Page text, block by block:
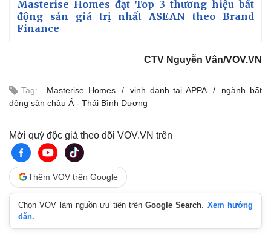
Masterise Homes đạt Top 3 thương hiệu bất
động sản giá trị nhất ASEAN theo Brand
Finance
CTV Nguyễn Vân/VOV.VN
Tag: Masterise Homes vinh danh tại APPA
ngành bất
động sản châu Á - Thái Bình Dương
Mời quý độc giả theo dõi VOV.VN trên
Thêm VOV trên Google
Chọn VOV làm nguồn ưu tiên trênGoogle Search
Xem hướng
dẫn.